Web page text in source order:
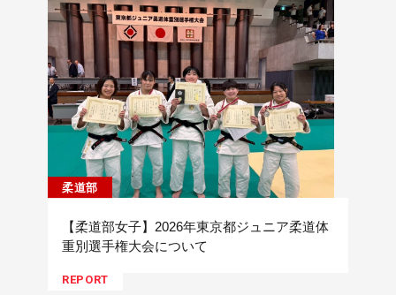
柔道部
【柔道部女子】2026年東京都ジュニア柔道体
重別選手権大会について
REPORT